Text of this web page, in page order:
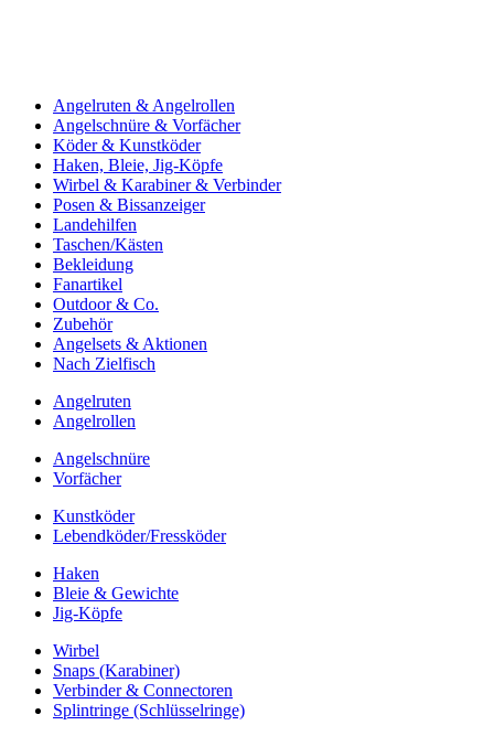
Angelruten & Angelrollen
Angelschnüre & Vorfächer
Köder & Kunstköder
Haken, Bleie, Jig-Köpfe
Wirbel & Karabiner & Verbinder
Posen & Bissanzeiger
Landehilfen
Taschen/Kästen
Bekleidung
Fanartikel
Outdoor & Co.
Zubehör
Angelsets & Aktionen
Nach Zielfisch
Angelruten
Angelrollen
Angelschnüre
Vorfächer
Kunstköder
Lebendköder/Fressköder
Haken
Bleie & Gewichte
Jig-Köpfe
Wirbel
Snaps (Karabiner)
Verbinder & Connectoren
Splintringe (Schlüsselringe)